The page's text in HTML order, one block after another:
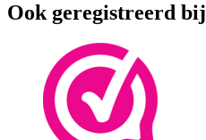
Ook geregistreerd bij